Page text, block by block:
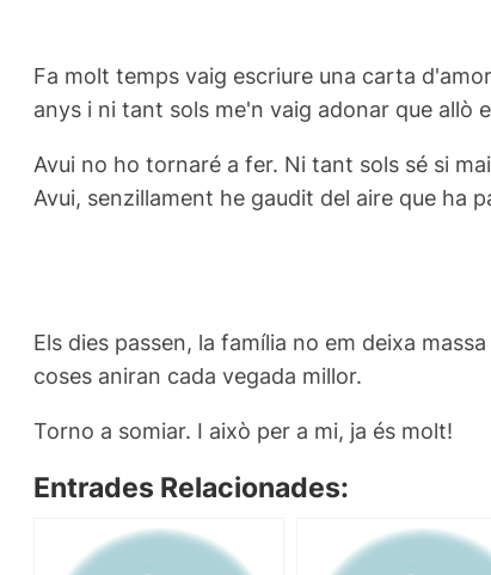
Fa molt temps vaig escriure una carta
anys i ni tant sols me'n vaig adonar que allò
Avui no ho tornaré a fer. Ni tant sols sé si
Avui, senzillament he gaudit del aire que ha
Els dies passen, la família no em deixa
coses aniran cada vegada millor.
Torno a somiar. I això per a mi, ja és molt!
Entrades Relacionades: